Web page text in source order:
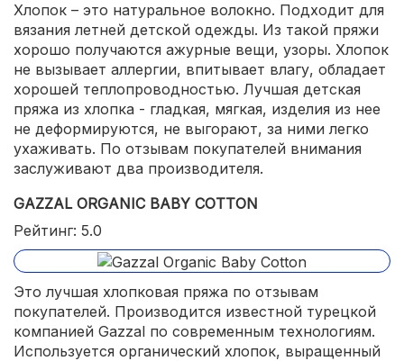
Хлопок – это натуральное волокно. Подходит для
вязания летней детской одежды. Из такой пряжи
хорошо получаются ажурные вещи, узоры. Хлопок
не вызывает аллергии, впитывает влагу, обладает
хорошей теплопроводностью. Лучшая детская
пряжа из хлопка - гладкая, мягкая, изделия из нее
не деформируются, не выгорают, за ними легко
ухаживать. По отзывам покупателей внимания
заслуживают два производителя.
GAZZAL ORGANIC BABY COTTON
Рейтинг: 5.0
Это лучшая хлопковая пряжа по отзывам
покупателей. Производится известной турецкой
компанией Gazzal по современным технологиям.
Используется органический хлопок, выращенный